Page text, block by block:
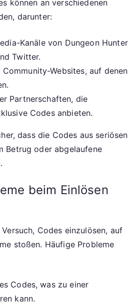
können an verschiedenen
darunter:
Kanäle von Dungeon Hunter
Twitter.
Community-Websites, auf denen
Partnerschaften, die
Codes anbieten.
dass die Codes aus seriösen
Betrug oder abgelaufene
beim Einlösen
Codes einzulösen, auf
stoßen. Häufige Probleme
Codes, was zu einer
kann.